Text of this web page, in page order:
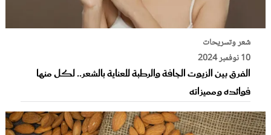
شعر وتسريحات
10 نوفمبر 2024
الفرق بين الزيوت الجافة والرطبة للعناية بالشعر.. لكل منها
فوائده ومميزاته